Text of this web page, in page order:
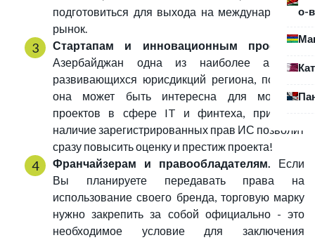
о-
подготовиться для выхода на международный
рынок.
Стартапам и инновационным проектам.
Азербайджан одна из наиболее активно
развивающихся юрисдикций региона, поэтому
она может быть интересна для молодых
проектов в сфере IT и финтеха, при этом
наличие зарегистрированных прав ИС позволит
сразу повысить оценку и престиж проекта!
Франчайзерам и правообладателям. Если
Вы планируете передавать права на
использование своего бренда, торговую марку
нужно закрепить за собой официально - это
необходимое условие для заключения